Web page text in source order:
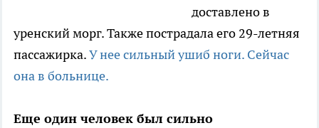
доставлено в
уренский морг. Также пострадала его 29-летняя
пассажирка.У нее сильный ушиб ноги. Сейчас
она в больнице.
Еще один человек был сильно